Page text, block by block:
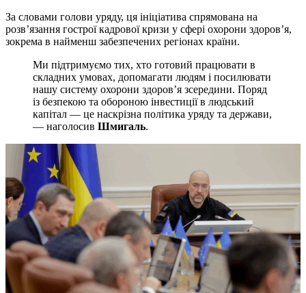
За словами голови уряду, ця ініціатива спрямована на
розв’язання гострої кадрової кризи у сфері охорони здоров’я,
зокрема в найменш забезпечених регіонах країни.
Ми підтримуємо тих, хто готовий працювати в
складних умовах, допомагати людям і посилювати
нашу систему охорони здоров’я зсередини. Поряд
із безпекою та обороною інвестиції в людський
капітал — це наскрізна політика уряду та держави,
— наголосив Шмигаль.